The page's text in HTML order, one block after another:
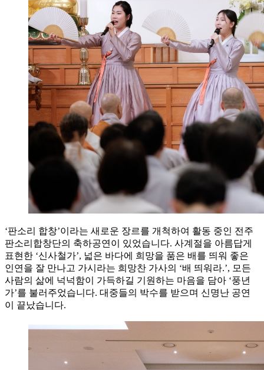
‘판소리 합창’이라는 새로운 장르를 개척하여 활동 중인 전주
판소리합창단의 축하공연이 있었습니다. 사계절을 아름답게
표현한 ‘신사철가’, 넓은 바다에 희망을 품은 배를 띄워 좋은
인연을 잘 만나고 가시라는 희망찬 가사의 ‘배 띄워라.’, 모든
사람의 삶에 넉넉함이 가득하길 기원하는 마음을 담아 ‘풍년
가’를 불러주었습니다. 대중들의 박수를 받으며 신명난 공연
이 끝났습니다.